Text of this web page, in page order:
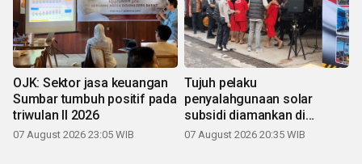
OJK: Sektor jasa keuangan
Sumbar tumbuh positif pada
triwulan II 2026
07 August 2026 23:05 WIB
Tujuh pelaku
penyalahgunaan solar
subsidi diamankan di
Sumbar
07 August 2026 20:35 WIB